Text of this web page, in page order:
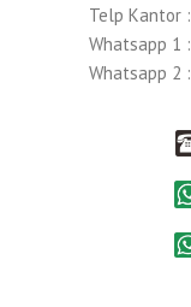
Telp Kantor :
Whatsapp 1 :
Whatsapp 2 :